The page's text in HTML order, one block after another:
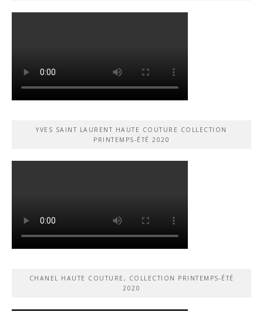
YVES SAINT LAURENT HAUTE COUTURE COLLECTION
PRINTEMPS-ÉTÉ 2020
CHANEL HAUTE COUTURE, COLLECTION PRINTEMPS-ÉTÉ
2020